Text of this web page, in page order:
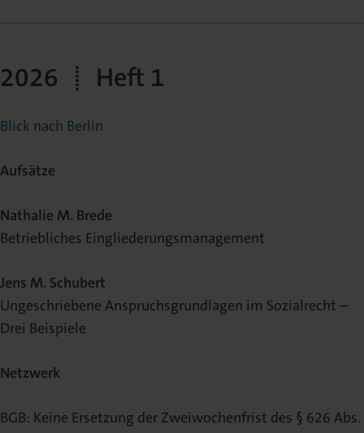
2026 | Heft 1
Blick nach Berlin
Aufsätze
Nathalie M. Brede
Betriebliches Eingliederungsmanagement
Jens M. Schubert
Ungeschriebene Anspruchsgrundlagen im Sozialrecht –
Drei Beispiele
Netzwerk
BGB: Keine Ersetzung der Zweiwochenfrist des § 626 Abs.